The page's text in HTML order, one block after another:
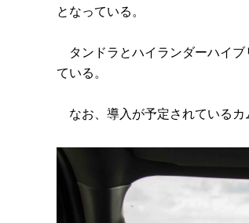
となっている。
タンドラとハイランダーハイ
ている。
なお、導入が予定されているカ